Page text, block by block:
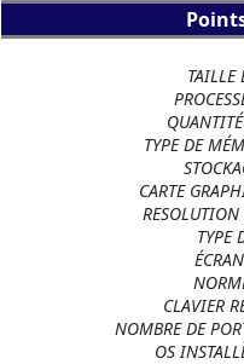
TAILLE
TYPE DE
CARTE
TYPE
CLAVIER
NOMBRE DE
OS